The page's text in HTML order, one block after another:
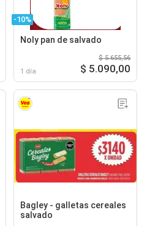
-10%
Noly pan de salvado
1 día
$ 5.655,56
$ 5.090,00
Bagley - galletas cereales
salvado